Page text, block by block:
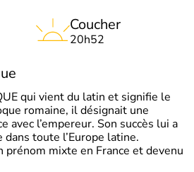
Coucher
20h52
qui vient du latin et signifie le
romaine, il désignait une
avec l’empereur. Son succès lui a
toute l’Europe latine.
prénom mixte en France et devenu